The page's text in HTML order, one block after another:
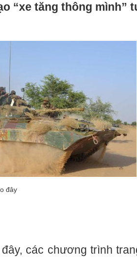
“xe tăng thông mình”
đây
các chương trình